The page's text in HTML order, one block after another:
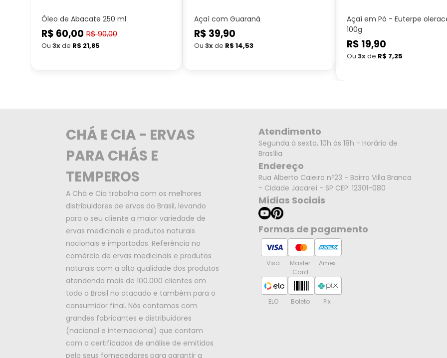
Óleo de Abacate 250 ml
Preço
promocional
R$ 60,00 Preço
normal
R$ 90,00
Ou 3xde R$ 21,85
Açaí com Guaraná
Preço
normal
R$ 39,90
Ou 3xde R$ 14,53
Açaí em Pó - Euterpe
100g
Preço
normal
R$ 19,90
Ou 3xde R$ 7,25
CHÁ E CIA - ERVAS
PARA CHÁS E
TEMPEROS
A Chá e Cia trabalha com os melhores
distribuidores de ervas do Brasil, levando
para o seu cliente a maior variedade de
ervas medicinais e produtos naturais
nacionais e importadas. Referência no
comércio de ervas medicinais e produtos
naturais com a alta qualidade dos produtos
atendendo mais de 100.000 clientes em
todo o Brasil no atacado e também para o
consumidor final. Nós contamos com
grandes fabricantes e distribuidores
(nacional e internacional) que contam
com o certificados de análise de emitidos
pelo seus fornecedores para garantir a
Atendimento
Segunda à sexta, 10h às 18h - Horário de
Brasília
Endereço
Rua Alberto Caieiro nº23 - Bairro Villa Branca
- Cidade Jacareí - SP CEP: 12301-080
Mídias Sociais
Formas de pagamento
Visa
Master
Card
Amex
ELO Boleto Pix